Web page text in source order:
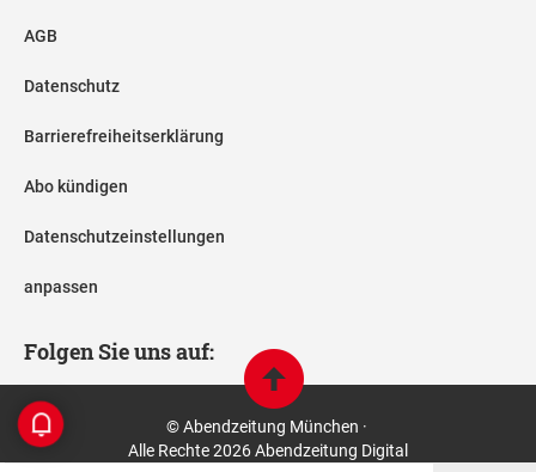
AGB
Datenschutz
Barrierefreiheitserklärung
Abo kündigen
Datenschutzeinstellungen
anpassen
Folgen Sie uns auf:
© Abendzeitung München ·
Alle Rechte 2026 Abendzeitung Digital